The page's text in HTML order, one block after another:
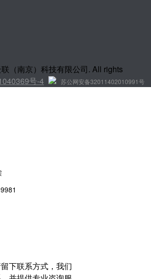
（南京）科技有限公司. All rights
号-4 苏公网安备32011402010991号
下联系方式，我们